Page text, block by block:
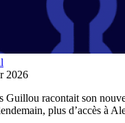
2026
Guillou racontait son
plus d’accès à